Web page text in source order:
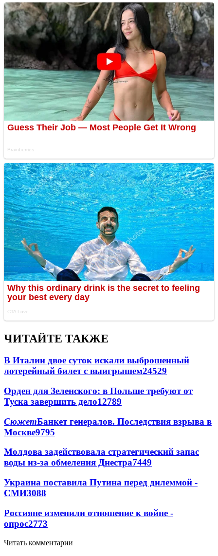
ЧИТАЙТЕ ТАКЖЕ
В Италии двое суток искали выброшенный
лотерейный билет с выигрышем24529
Орден для Зеленского: в Польше требуют от
Туска завершить дело12789
СюжетБанкет генералов. Последствия взрыва в
Москве9795
Молдова задействовала стратегический запас
воды из-за обмеления Днестра7449
Украина поставила Путина перед дилеммой -
СМИ3088
Россияне изменили отношение к войне -
опрос2773
Читать комментарии